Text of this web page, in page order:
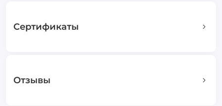
Сертификаты
Отзывы